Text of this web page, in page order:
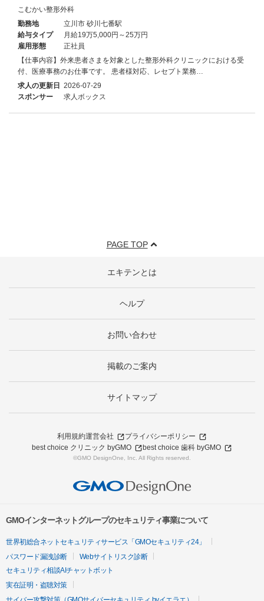
こむかい整形外科
勤務地
立川市 砂川七番駅
給与タイプ
月給19万5,000円～25万円
雇用形態
正社員
【仕事内容】外来患者さまを対象とした整形外科クリニックにおける受
付、医療事務のお仕事です。 患者様対応、レセプト業務…
求人の更新日 2026-07-29
スポンサー
求人ボックス
PAGE TOP
エキテンとは
ヘルプ
お問い合わせ
掲載のご案内
サイトマップ
利用規約運営会社
プライバシーポリシー
best choice クリニック byGMO
best choice 歯科 byGMO
©GMO DesignOne, Inc. All Rights reserved.
GMOインターネットグループのセキュリティ事業について
世界初総合ネットセキュリティサービス「GMOセキュリティ24」
パスワード漏洩診断
Webサイトリスク診断
セキュリティ相談AIチャットボット
実在証明・盗聴対策